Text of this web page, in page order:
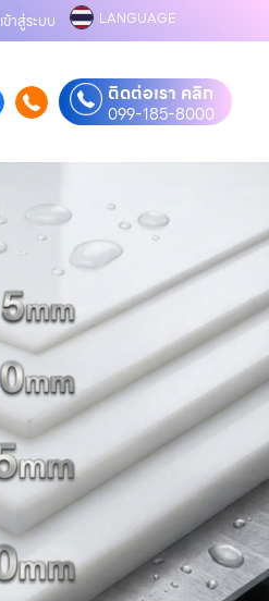
เข้าสู่ระบบ LANGUAGE
ติดต่อเรา คลิก
099-185-8000